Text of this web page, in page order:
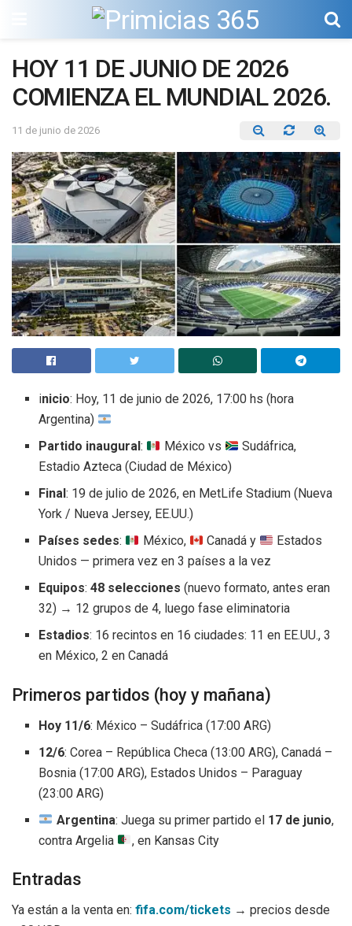
HOY 11 DE JUNIO DE 2026
COMIENZA EL MUNDIAL 2026.
11 de junio de 2026
inicio: Hoy, 11 de junio de 2026, 17:00 hs (hora
Argentina)
Partido inaugural: México vs
Sudáfrica,
Estadio Azteca (Ciudad de México)
Final: 19 de julio de 2026, en MetLife Stadium (Nueva
York / Nueva Jersey, EE.UU.)
Países sedes: México, Canadá y
Estados
Unidos — primera vez en 3 países a la vez
Equipos:48 selecciones (nuevo formato, antes eran
32) → 12 grupos de 4, luego fase eliminatoria
Estadios: 16 recintos en 16 ciudades: 11 en EE.UU., 3
en México, 2 en Canadá
Primeros partidos (hoy y mañana)
Hoy 11/6: México – Sudáfrica (17:00 ARG)
12/6: Corea – República Checa (13:00 ARG), Canadá –
Bosnia (17:00 ARG), Estados Unidos – Paraguay
(23:00 ARG)
Argentina: Juega su primer partido el 17 de junio,
contra Argelia
, en Kansas City
Entradas
Ya están a la venta en: fifa.com/tickets → precios desde